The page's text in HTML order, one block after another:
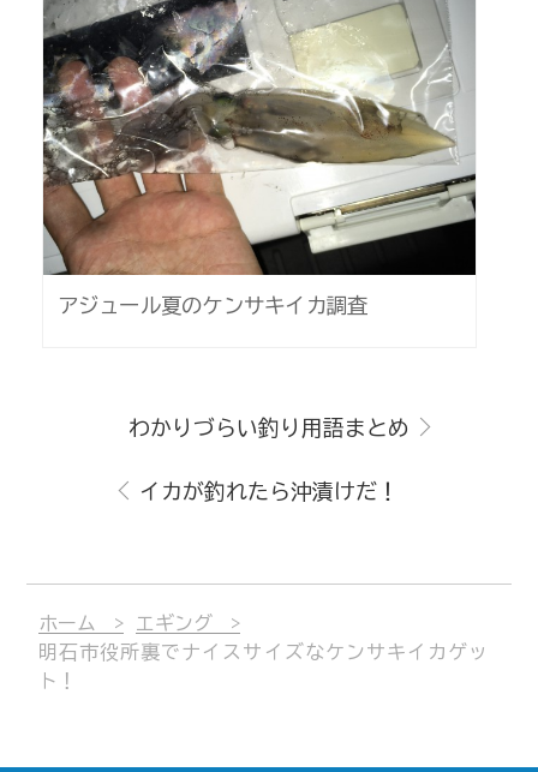
アジュール夏のケンサキイカ調査
イカが釣れたら沖漬けだ！
わかりづらい釣り用語まとめ
ホーム
エギング
明石市役所裏でナイスサイズなケンサキイカゲッ
ト！